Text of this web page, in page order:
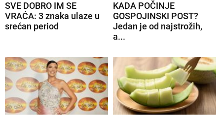
SVE DOBRO IM SE
VRAĆA: 3 znaka ulaze u
srećan period
KADA POČINJE
GOSPOJINSKI POST?
Jedan je od najstrožih,
a...